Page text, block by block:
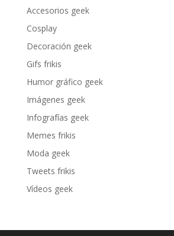
Accesorios geek
Cosplay
Decoración geek
Gifs frikis
Humor gráfico geek
Imágenes geek
Infografías geek
Memes frikis
Moda geek
Tweets frikis
Vídeos geek